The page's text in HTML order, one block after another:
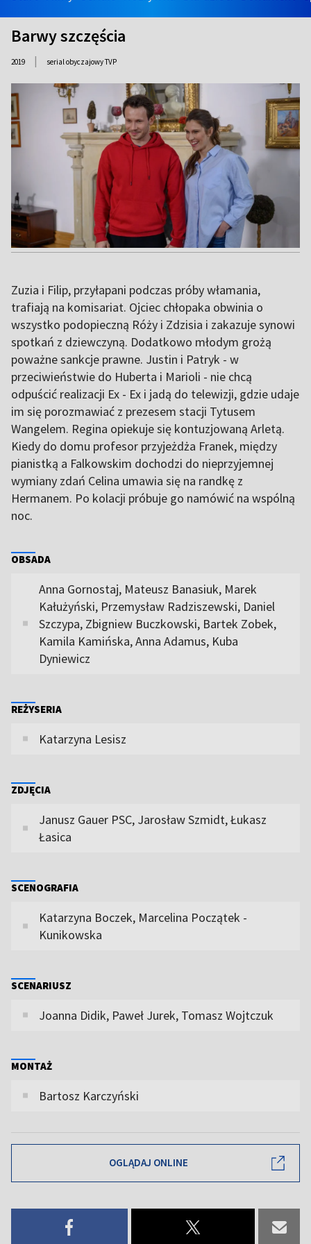
Barwy szczęścia
2019 | serial obyczajowy TVP
Zuzia i Filip, przyłapani podczas próby włamania,
trafiają na komisariat. Ojciec chłopaka obwinia o
wszystko podopieczną Róży i Zdzisia i zakazuje synowi
spotkań z dziewczyną. Dodatkowo młodym grożą
poważne sankcje prawne. Justin i Patryk - w
przeciwieństwie do Huberta i Marioli - nie chcą
odpuścić realizacji Ex - Ex i jadą do telewizji, gdzie udaje
im się porozmawiać z prezesem stacji Tytusem
Wangelem. Regina opiekuje się kontuzjowaną Arletą.
Kiedy do domu profesor przyjeżdża Franek, między
pianistką a Falkowskim dochodzi do nieprzyjemnej
wymiany zdań Celina umawia się na randkę z
Hermanem. Po kolacji próbuje go namówić na wspólną
noc.
OBSADA
Anna Gornostaj, Mateusz Banasiuk, Marek
Kałużyński, Przemysław Radziszewski, Daniel
Szczypa, Zbigniew Buczkowski, Bartek Zobek,
Kamila Kamińska, Anna Adamus, Kuba
Dyniewicz
REŻYSERIA
Katarzyna Lesisz
ZDJĘCIA
Janusz Gauer PSC, Jarosław Szmidt, Łukasz
Łasica
SCENOGRAFIA
Katarzyna Boczek, Marcelina Początek -
Kunikowska
SCENARIUSZ
Joanna Didik, Paweł Jurek, Tomasz Wojtczuk
MONTAŻ
Bartosz Karczyński
OGLĄDAJ ONLINE